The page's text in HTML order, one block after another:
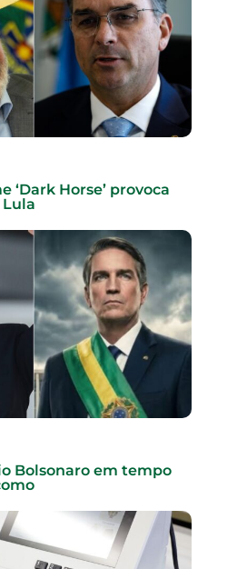
‘Dark Horse’ provoca
Bolsonaro em tempo